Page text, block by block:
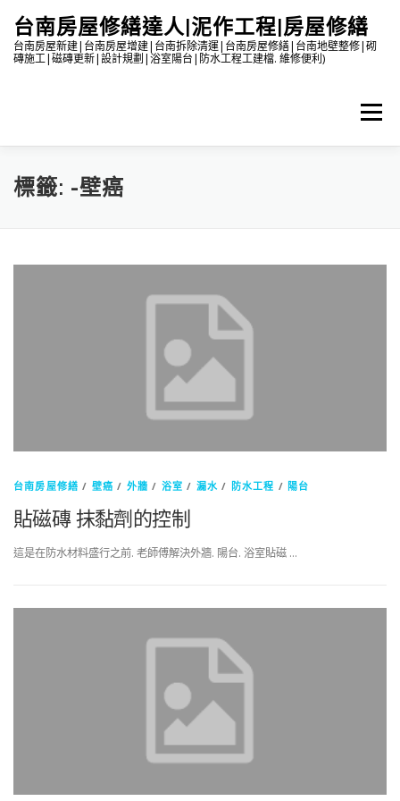
台南房屋修繕達人|泥作工程|房屋修繕
台南房屋新建|台南房屋增建|台南拆除清運|台南房屋修繕|台南地壁整修|砌
磚施工|磁磚更新|設計規劃|浴室陽台|防水工程工建檔. 維修便利)
選單
標籤: -壁癌
台南房屋修繕 / 壁癌 / 外牆 / 浴室 / 漏水 / 防水工程 / 陽台
貼磁磚 抹黏劑的控制
這是在防水材料盛行之前. 老師傅解決外牆. 陽台. 浴室貼磁 …